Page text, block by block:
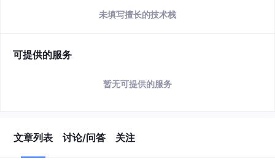
未填写擅长的技术栈
可提供的服务
暂无可提供的服务
文章列表 讨论/问答 关注